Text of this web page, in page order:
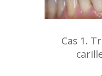
Cas 1.